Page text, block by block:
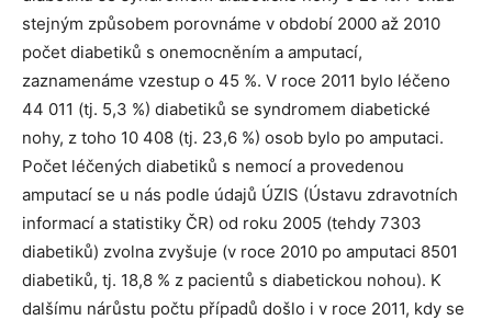
stejným způsobem porovnáme v období 2000 až 2010
počet diabetiků s onemocněním a amputací,
zaznamenáme vzestup o 45 %. V roce 2011 bylo léčeno
44 011 (tj. 5,3 %) diabetiků se syndromem diabetické
nohy, z toho 10 408 (tj. 23,6 %) osob bylo po amputaci.
Počet léčených diabetiků s nemocí a provedenou
amputací se u nás podle údajů ÚZIS (Ústavu zdravotních
informací a statistiky ČR) od roku 2005 (tehdy 7303
diabetiků) zvolna zvyšuje (v roce 2010 po amputaci 8501
diabetiků, tj. 18,8 % z pacientů s diabetickou nohou). K
dalšímu nárůstu počtu případů došlo i v roce 2011, kdy se